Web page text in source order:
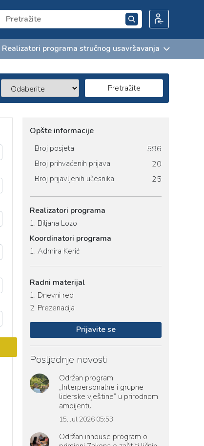
Realizatori programa stručnog usavršavanja
Pretražite
Opšte informacije
Broj posjeta 596
Broj prihvaćenih prijava 20
Broj prijavljenih učesnika 25
Realizatori programa
1. Biljana Lozo
Koordinatori programa
1. Admira Kerić
Radni materijal
1. Dnevni red
2. Prezenacija
Prijavite se
Posljednje novosti
Održan program
„Interpersonalne i grupne
liderske vještine“ u prirodnom
ambijentu
15. Jul 2026 05:53
Održan inhouse program o